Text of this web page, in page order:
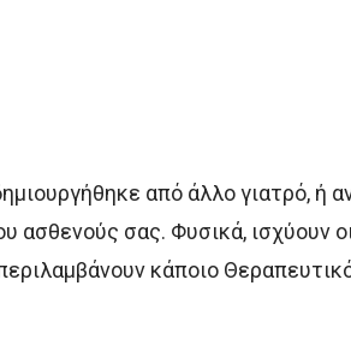
από άλλο γιατρό, ή
ασθενούς σας. Φυσικά, ισχύουν
κάποιο